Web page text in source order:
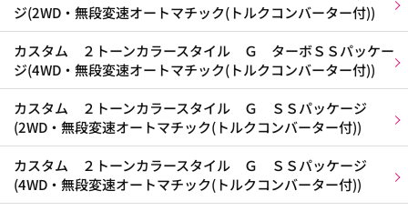
ジ(2WD・無段変速オートマチック(トルクコンバーター付))
カスタム ２トーンカラースタイル Ｇ ターボＳＳパッケー
ジ(4WD・無段変速オートマチック(トルクコンバーター付))
カスタム ２トーンカラースタイル Ｇ ＳＳパッケージ
(2WD・無段変速オートマチック(トルクコンバーター付))
カスタム ２トーンカラースタイル Ｇ ＳＳパッケージ
(4WD・無段変速オートマチック(トルクコンバーター付))